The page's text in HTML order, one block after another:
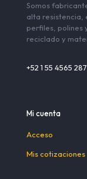
Somos
alta resistencia,
perfiles, polines
reciclado y
+52 1 55 4565
Mi cuenta
Acceso
Mis cotizaciones